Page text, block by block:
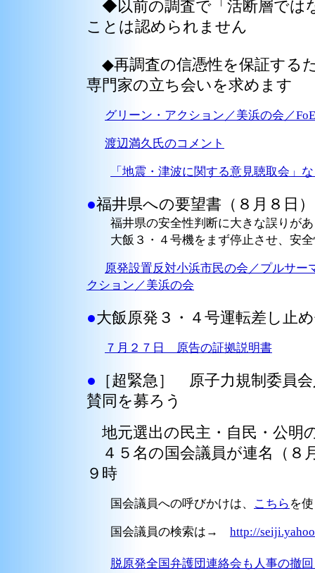
◆以前の調査で「活断層では
ことは認められません
◆再調査の信憑性を保証する
専門家の立ち会いを求めます
グリーン・アクション／美浜の会／
渡辺満久氏のコメント
「地震・津波に関する意見聴取会」
●福井県への要望書（８月８日）
福井県の安全性判断に大きな誤りがあ
大飯３・４号機をまず停止させ、安全
原発設置反対小浜市民の会／プルサ
クション／美浜の会
●大飯原発３・４号運転差し止
７月２７日 原告の証拠説明書
● ［超緊急］ 原子力規制委員
賛同を募ろう
地元選出の民主・自民・公明
４５名の国会議員が連名（８
９時
国会議員への呼びかけは、 こちら を
国会議員の検索は→ http://
脱原発全国弁護団連絡会も人事の撤